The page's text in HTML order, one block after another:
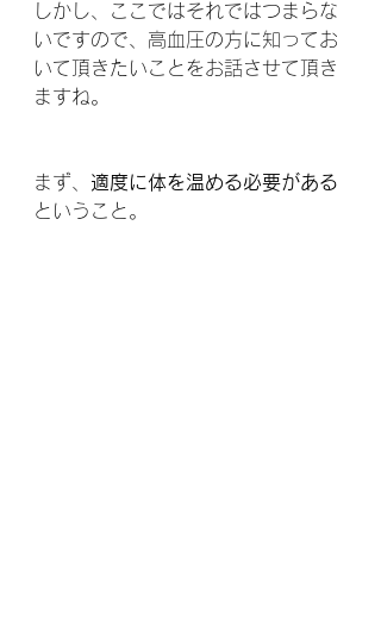
しかし、ここではそれではつまらな
いですので、高血圧の方に知ってお
いて頂きたいことをお話させて頂き
ますね。
まず、 適度に体を温める必要がある
ということ。